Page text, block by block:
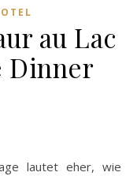
au Lac
Dinner